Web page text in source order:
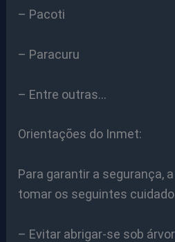
– Pacoti
– Paracuru
– Entre outras…
Orientações do Inmet:
Para garantir a segurança,
tomar os seguintes
– Evitar abrigar-se sob